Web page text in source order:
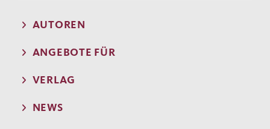
AUTOREN
ANGEBOTE FÜR
VERLAG
NEWS